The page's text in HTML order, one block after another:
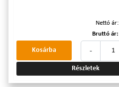
Nettó ár:
Bruttó ár:
-
Kosárba
Részletek